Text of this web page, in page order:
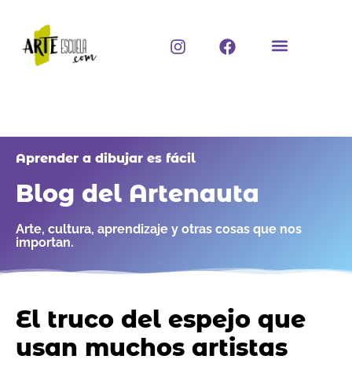
contenido
I
n
r
a
F
a
o
Aprender a dibujar es fácil
Blog del Artenauta
Arte, cultura, aprendizaje y otras cosas que nos
importan.
El truco del espejo que
usan muchos artistas